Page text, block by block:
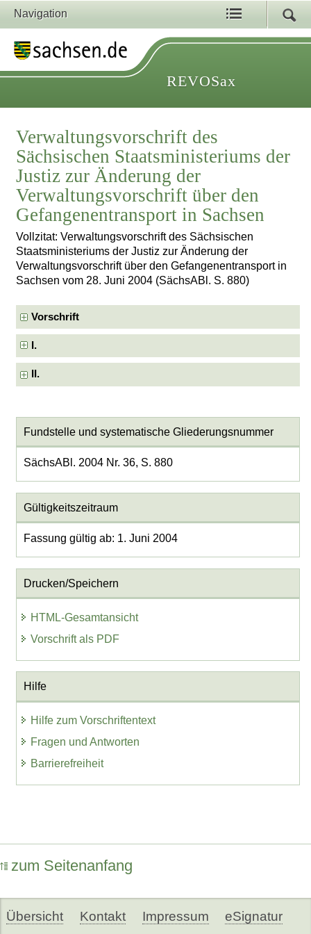
Navigation
REVOSax
Verwaltungsvorschrift des
Sächsischen Staatsministeriums der
Justiz zur Änderung der
Verwaltungsvorschrift über den
Gefangenentransport in Sachsen
Vollzitat: Verwaltungsvorschrift des Sächsischen
Staatsministeriums der Justiz zur Änderung der
Verwaltungsvorschrift über den Gefangenentransport in
Sachsen vom 28. Juni 2004 (SächsABl. S. 880)
Vorschrift
I.
II.
Fundstelle und systematische Gliederungsnummer
SächsABl. 2004 Nr. 36, S. 880
Gültigkeitszeitraum
Fassung gültig ab: 1. Juni 2004
Drucken/Speichern
HTML-Gesamtansicht
Vorschrift als PDF
Hilfe
Hilfe zum Vorschriftentext
Fragen und Antworten
Barrierefreiheit
zum Seitenanfang
Übersicht Kontakt Impressum eSignatur